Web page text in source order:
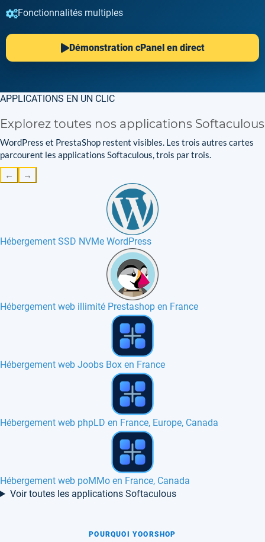
Fonctionnalités multiples
Démonstration cPanel en direct
APPLICATIONS EN UN CLIC
Explorez toutes nos applications Softaculous
WordPress et PrestaShop restent visibles. Les trois autres cartes
parcourent les applications Softaculous, trois par trois.
← →
Hébergement SSD NVMe WordPress
Hébergement web illimité Prestashop en France
Hébergement web Joobs Box en France
Hébergement web phpLD en France, Europe, Canada
Hébergement web poMMo en France, Canada
Voir toutes les applications Softaculous
POURQUOI YOORSHOP